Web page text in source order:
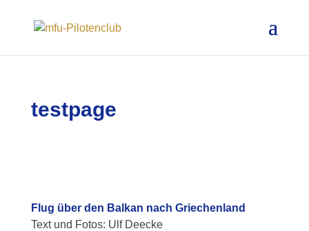
testpage
Flug über den Balkan nach Griechenland
Text und Fotos: Ulf Deecke